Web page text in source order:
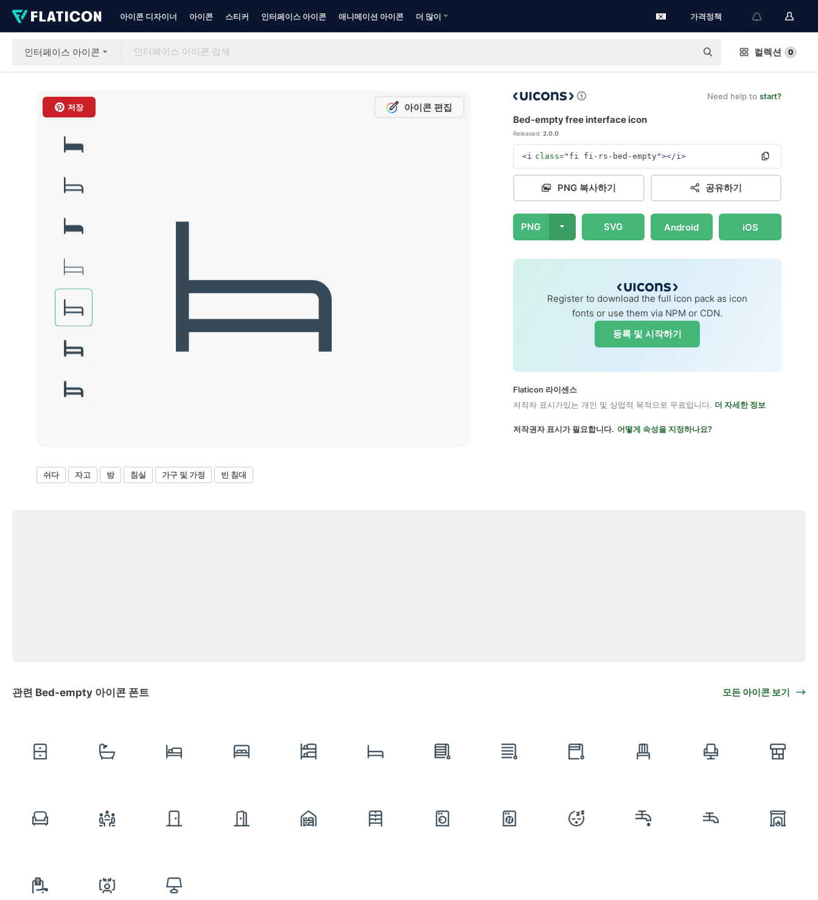
아이콘 디자이너 아이콘 스티커 인터페이스 아이콘 애니메이션 아이콘 더 많이 가격정책
인터페이스 아이콘 컬렉션 0
저장 아이콘 편집
Need help to start?
Bed-empty free interface icon
Released: 2.0.0
<i class="fi fi-rs-bed-empty"></i>
PNG 복사하기 공유하기
PNG SVG Android iOS
Register to download the full icon pack as icon
fonts or use them via NPM or CDN.
등록 및 시작하기
Flaticon 라이센스
저작자 표시가있는 개인 및 상업적 목적으로 무료입니다. 더 자세한 정보
저작권자 표시가 필요합니다. 어떻게 속성을 지정하나요?
쉬다 자고 방 침실 가구 및 가정 빈 침대
관련 Bed-empty 아이콘 폰트 모든 아이콘 보기